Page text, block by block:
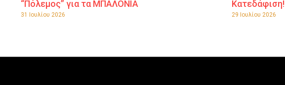
“Πόλεμος” για τα ΜΠΑΛΟΝΙΑ
31 Ιουλίου 2026
Κατεδάφιση!
29 Ιουλίου 2026